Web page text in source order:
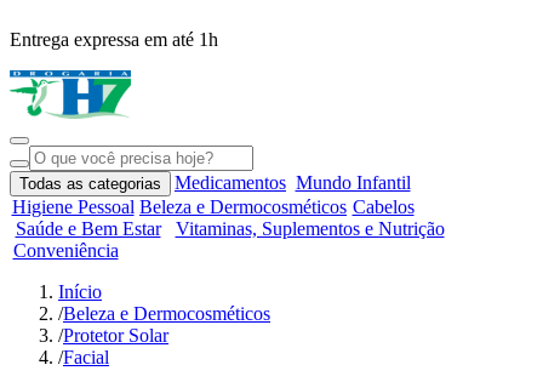
Entrega expressa em até 1h
Todas as categorias Medicamentos Mundo Infantil
Higiene Pessoal Beleza e Dermocosméticos Cabelos
Saúde e Bem Estar
Vitaminas, Suplementos e Nutrição
Conveniência
Início
/Beleza e Dermocosméticos
/Protetor Solar
/Facial